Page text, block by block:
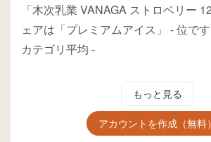
「木次乳業 VANAGA ストロベリー
ェアは「プレミアムアイス」 -位です
カテゴリ平均 -
もっと見る
アカウントを作成（無料）